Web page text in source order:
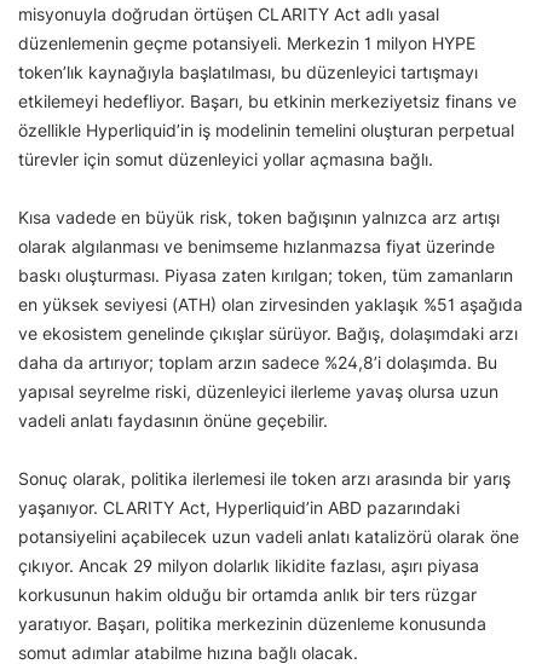
misyonuyla doğrudan örtüşen CLARITY Act adlı yasal
düzenlemenin geçme potansiyeli. Merkezin 1 milyon HYPE
token’lık kaynağıyla başlatılması, bu düzenleyici tartışmayı
etkilemeyi hedefliyor. Başarı, bu etkinin merkeziyetsiz finans ve
özellikle Hyperliquid’in iş modelinin temelini oluşturan perpetual
türevler için somut düzenleyici yollar açmasına bağlı.
Kısa vadede en büyük risk, token bağışının yalnızca arz artışı
olarak algılanması ve benimseme hızlanmazsa fiyat üzerinde
baskı oluşturması. Piyasa zaten kırılgan; token, tüm zamanların
en yüksek seviyesi (ATH) olan zirvesinden yaklaşık %51 aşağıda
ve ekosistem genelinde çıkışlar sürüyor. Bağış, dolaşımdaki arzı
daha da artırıyor; toplam arzın sadece %24,8’i dolaşımda. Bu
yapısal seyrelme riski, düzenleyici ilerleme yavaş olursa uzun
vadeli anlatı faydasının önüne geçebilir.
Sonuç olarak, politika ilerlemesi ile token arzı arasında bir yarış
yaşanıyor. CLARITY Act, Hyperliquid’in ABD pazarındaki
potansiyelini açabilecek uzun vadeli anlatı katalizörü olarak öne
çıkıyor. Ancak 29 milyon dolarlık likidite fazlası, aşırı piyasa
korkusunun hakim olduğu bir ortamda anlık bir ters rüzgar
yaratıyor. Başarı, politika merkezinin düzenleme konusunda
somut adımlar atabilme hızına bağlı olacak.